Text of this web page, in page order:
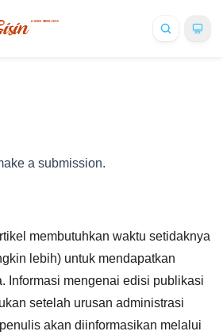
a submission.
membutuhkan waktu setidaknya
lebih) untuk mendapatkan
Informasi mengenai edisi publikasi
setelah urusan administrasi
akan diinformasikan melalui